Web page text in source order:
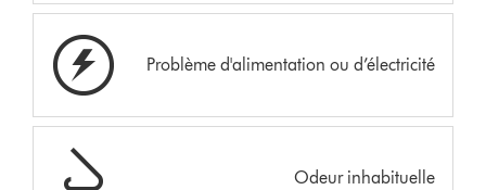
Problème d'alimentation ou d’électricité
Odeur inhabituelle